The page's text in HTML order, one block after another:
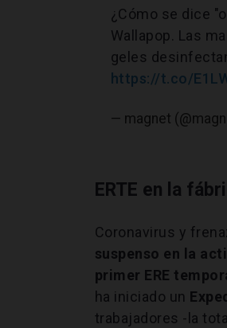
¿Cómo se dice
Wallapop. Las
geles
https://t.co/
— magnet
ERTE en la
Coronavirus y
suspenso en la
primer ERE
ha iniciado un
trabajadores -la